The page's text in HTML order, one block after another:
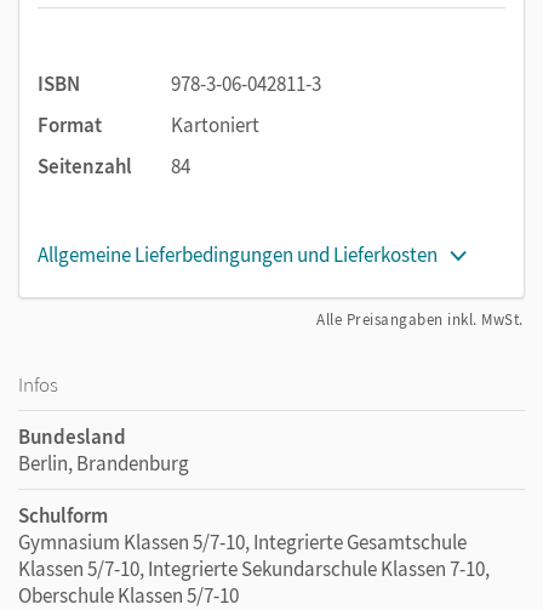
ISBN
978-3-06-042811-3
Format
Kartoniert
Seitenzahl
84
Allgemeine Lieferbedingungen und Lieferkosten
Alle Preisangaben inkl. MwSt.
Infos
Bundesland
Berlin, Brandenburg
Schulform
Gymnasium Klassen 5/7-10, Integrierte Gesamtschule
Klassen 5/7-10, Integrierte Sekundarschule Klassen 7-10,
Oberschule Klassen 5/7-10